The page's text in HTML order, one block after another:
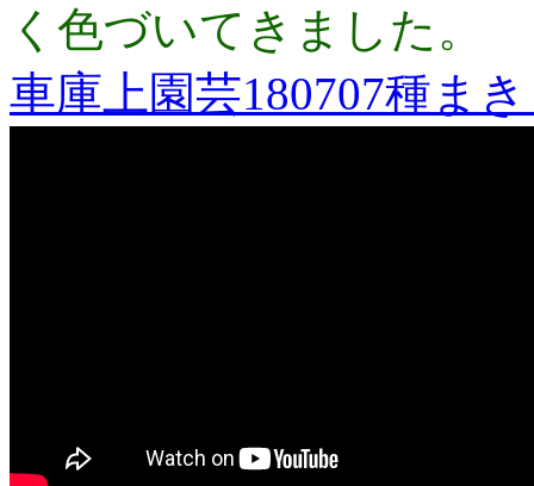
く色づいてきました。
車庫上園芸180707種ま